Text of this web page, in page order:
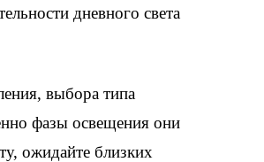
дневного света
выбора типа
фазы освещения они
ожидайте близких